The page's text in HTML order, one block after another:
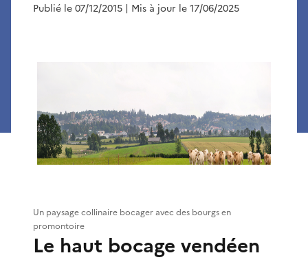
Publié le 07/12/2015 | Mis à jour le 17/06/2025
Un paysage collinaire bocager avec des bourgs en
promontoire
Le haut bocage vendéen